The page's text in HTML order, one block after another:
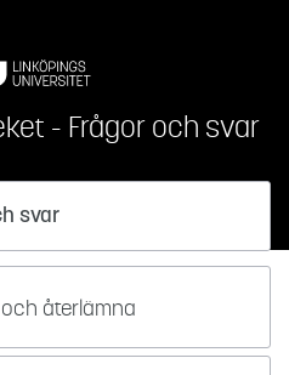
- Frågor och svar
återlämna